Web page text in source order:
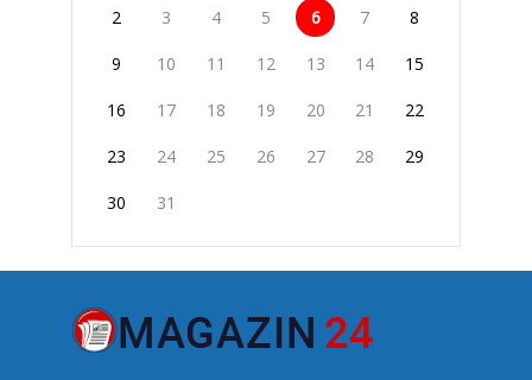
2 3 4 5 6 7 8
9 10 11 12 13 14 15
16 17 18 19 20 21 22
23 24 25 26 27 28 29
30 31